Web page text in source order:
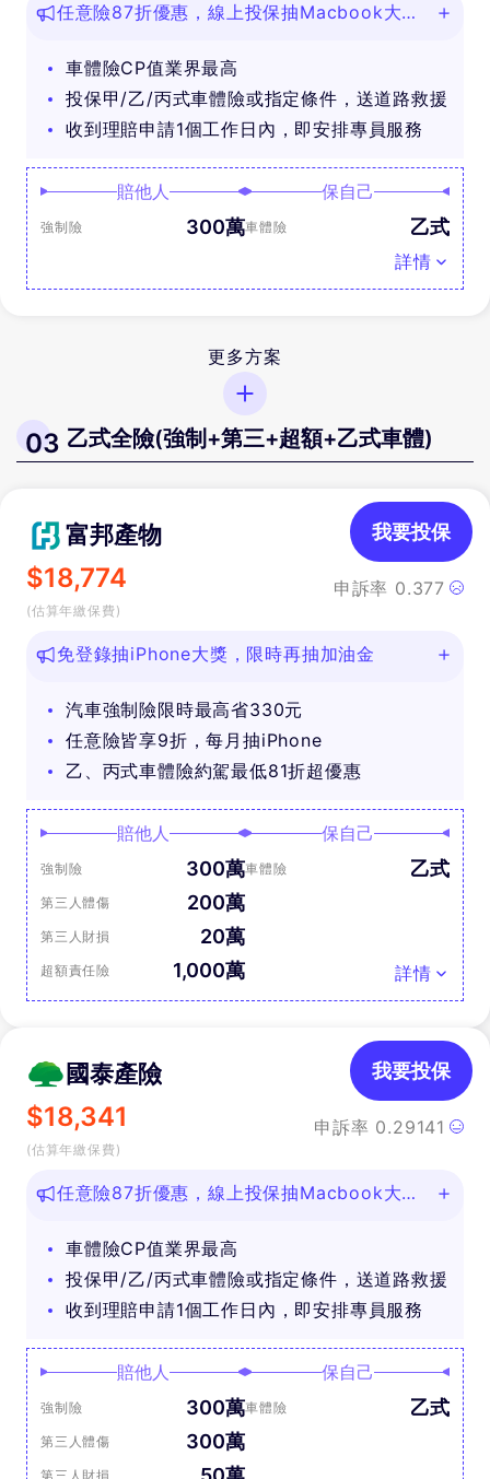
任意險87折優惠，線上投保抽Macbook大
車體險CP值業界最高
投保甲/乙/丙式車體險或指定條件，送道路救援
收到理賠申請1個工作日內，即安排專員服務
賠他人
強制險 300萬
保自己
車體險 乙式
詳情
更多方案
03 乙式全險(強制+第三+超額+乙式車體)
富邦產物
$18,774
(估算年繳保費)
申訴率 0.377
我要投保
免登錄抽iPhone大獎，限時再抽加油金
汽車強制險限時最高省330元
任意險皆享9折，每月抽iPhone
乙、丙式車體險約駕最低81折超優惠
賠他人
強制險 300萬
第三人體傷 200萬
第三人財損 20萬
超額責任險 1,000萬
保自己
車體險 乙式
詳情
國泰產險
$18,341
(估算年繳保費)
申訴率 0.29141
我要投保
任意險87折優惠，線上投保抽Macbook大
車體險CP值業界最高
投保甲/乙/丙式車體險或指定條件，送道路救援
收到理賠申請1個工作日內，即安排專員服務
賠他人
強制險 300萬
第三人體傷 300萬
第三人財損
保自己
車體險 乙式